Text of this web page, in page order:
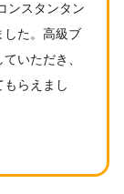
ンスタンタン
した。高級ブ
いただき、
らえまし